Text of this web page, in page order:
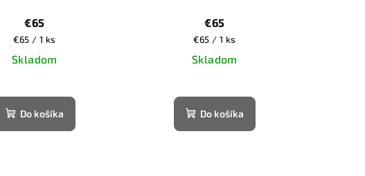
€65
Jednotková
cena:
€65 / 1 ks
Skladom
Do košíka
€65
Jednotková
cena:
€65 / 1 ks
Skladom
Do košíka